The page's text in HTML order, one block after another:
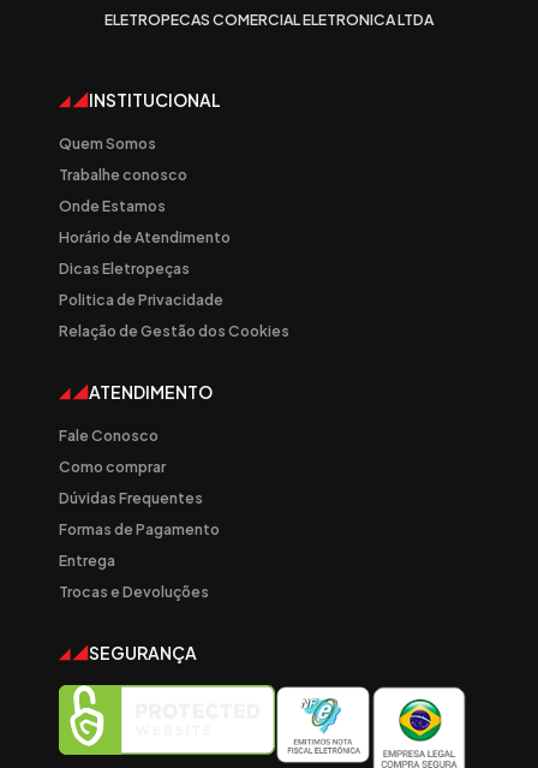
ELETROPECAS COMERCIAL ELETRONICA LTDA
INSTITUCIONAL
Quem Somos
Trabalhe conosco
Onde Estamos
Horário de Atendimento
Dicas Eletropeças
Politica de Privacidade
Relação de Gestão dos Cookies
ATENDIMENTO
Fale Conosco
Como comprar
Dúvidas Frequentes
Formas de Pagamento
Entrega
Trocas e Devoluções
SEGURANÇA